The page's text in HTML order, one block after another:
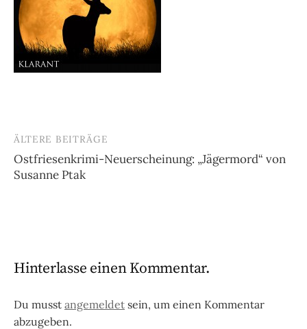
Beitragsnavigation
ÄLTERE BEITRÄGE
Ostfriesenkrimi-Neuerscheinung: „Jägermord“ von
Susanne Ptak
Hinterlasse einen Kommentar.
Du musst angemeldet sein, um einen Kommentar
abzugeben.